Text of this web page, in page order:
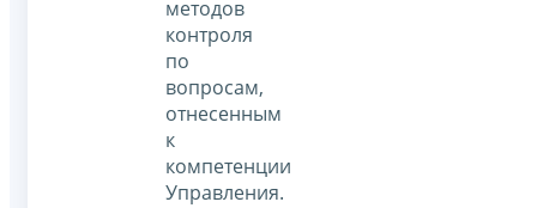
методов
контроля
по
вопросам,
отнесенным
к
компетенции
Управления.